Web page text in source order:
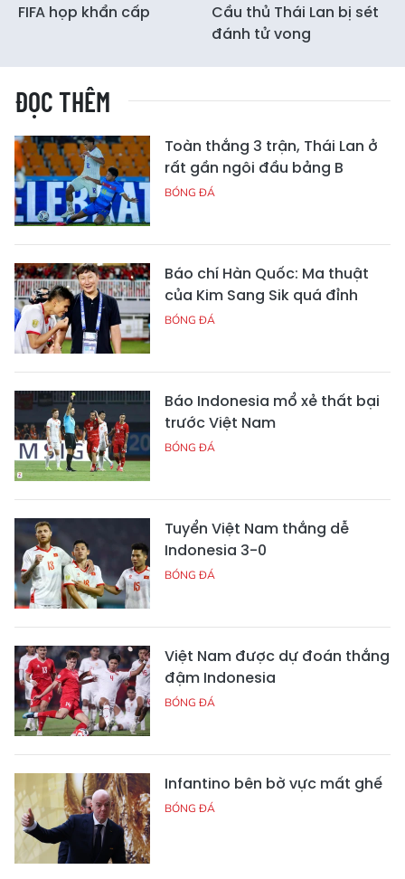
FIFA họp khẩn cấp
Cầu thủ Thái Lan bị sét
đánh tử vong
ĐỌC THÊM
Toàn thắng 3 trận, Thái Lan ở
rất gần ngôi đầu bảng B
BÓNG ĐÁ
Báo chí Hàn Quốc: Ma thuật
của Kim Sang Sik quá đỉnh
BÓNG ĐÁ
Báo Indonesia mổ xẻ thất bại
trước Việt Nam
BÓNG ĐÁ
Tuyển Việt Nam thắng dễ
Indonesia 3-0
BÓNG ĐÁ
Việt Nam được dự đoán thắng
đậm Indonesia
BÓNG ĐÁ
Infantino bên bờ vực mất ghế
BÓNG ĐÁ